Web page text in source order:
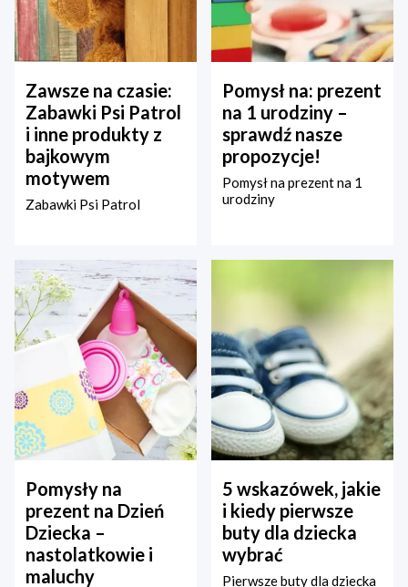
Zawsze na czasie:
Zabawki Psi Patrol
i inne produkty z
bajkowym
motywem
Zabawki Psi Patrol
Pomysł na: prezent
na 1 urodziny –
sprawdź nasze
propozycje!
Pomysł na prezent na 1
urodziny
Pomysły na
prezent na Dzień
Dziecka –
nastolatkowie i
maluchy
5 wskazówek, jakie
i kiedy pierwsze
buty dla dziecka
wybrać
Pierwsze buty dla dziecka